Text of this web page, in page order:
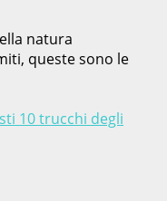
natura
queste sono le
10 trucchi degli